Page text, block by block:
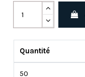
Quantité
50